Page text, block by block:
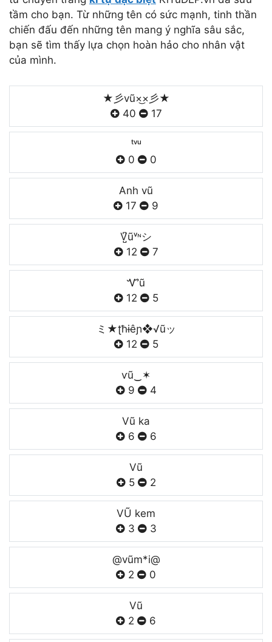
tầm cho bạn. Từ những tên có sức mạnh, tinh thần
chiến đấu đến những tên mang ý nghĩa sâu sắc,
bạn sẽ tìm thấy lựa chọn hoàn hảo cho nhân vật
của mình.
★彡vũ×͜×彡★
40
17
ᵗᵛᵘ
0
0
Anh vũ
17
9
V̺͆ũᵛᶰシ
12
7
Ꮙũ
12
5
ミ★ʈħɨêɲ❖√ũッ
12
5
ѵũ‿✶
9
4
Vũ ka
6
6
Vũ
5
2
VŨ kem
3
3
@vũm*i@
2
0
Vũ
2
6